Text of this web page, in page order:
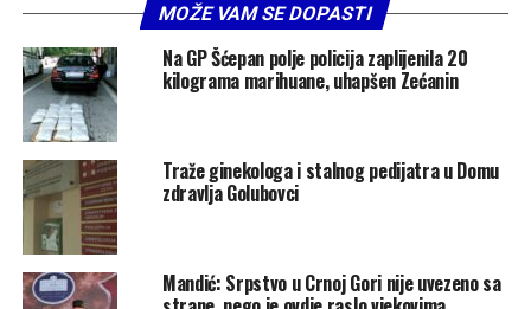
MOŽE VAM SE DOPASTI
Na GP Šćepan polje policija zaplijenila 20
kilograma marihuane, uhapšen Zećanin
Traže ginekologa i stalnog pedijatra u Domu
zdravlja Golubovci
Mandić: Srpstvo u Crnoj Gori nije uvezeno sa